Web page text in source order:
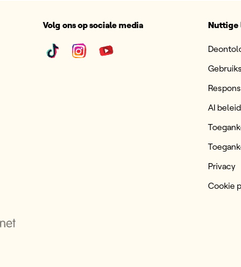
Volg ons op sociale media Nuttige
AI beleid
Privacy
Cookie